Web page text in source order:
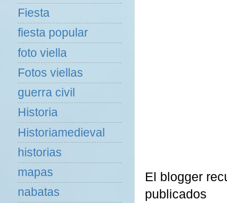
El blogger
publicados
Fiesta
fiesta popular
foto viella
Fotos viellas
guerra civil
Historia
Historiamedieval
historias
mapas
nabatas